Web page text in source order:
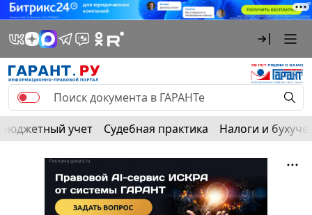
Бюджетный учет Судебная практика Налоги и